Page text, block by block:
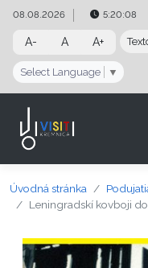
Preskočiť na obsah
Preskočiť na hlavné menu
08.08.2026 5:20:08
A- A A+
Select Language ▼
Úvodná stránka
Leningradskí kovboji